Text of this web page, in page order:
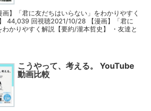
】「君に友だちはいらない」をわかりやすく
44,039 回視聴2021/10/28 【漫画】「君に
かりやすく解説【要約/瀧本哲史】 ・友達と
こうやって、考える。 YouTube
動画比較